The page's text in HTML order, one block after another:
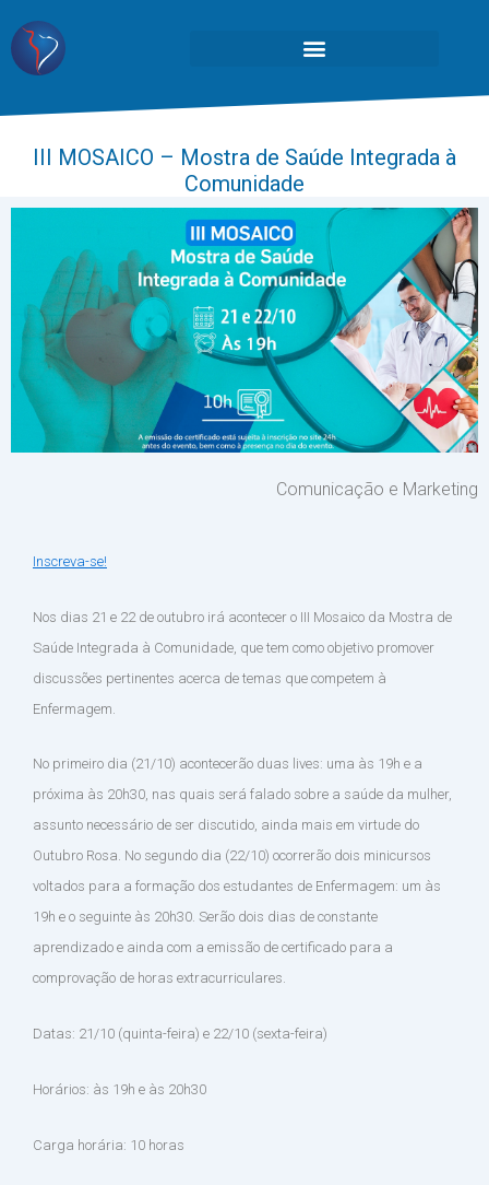
III MOSAICO – Mostra de Saúde Integrada à
Comunidade
Comunicação e Marketing
Inscreva-se!
Nos dias 21 e 22 de outubro irá acontecer o III Mosaico da Mostra de
Saúde Integrada à Comunidade, que tem como objetivo promover
discussões pertinentes acerca de temas que competem à
Enfermagem.
No primeiro dia (21/10) acontecerão duas lives: uma às 19h e a
próxima às 20h30, nas quais será falado sobre a saúde da mulher,
assunto necessário de ser discutido, ainda mais em virtude do
Outubro Rosa. No segundo dia (22/10) ocorrerão dois minicursos
voltados para a formação dos estudantes de Enfermagem: um às
19h e o seguinte às 20h30. Serão dois dias de constante
aprendizado e ainda com a emissão de certificado para a
comprovação de horas extracurriculares.
Datas: 21/10 (quinta-feira) e 22/10 (sexta-feira)
Horários: às 19h e às 20h30
Carga horária: 10 horas